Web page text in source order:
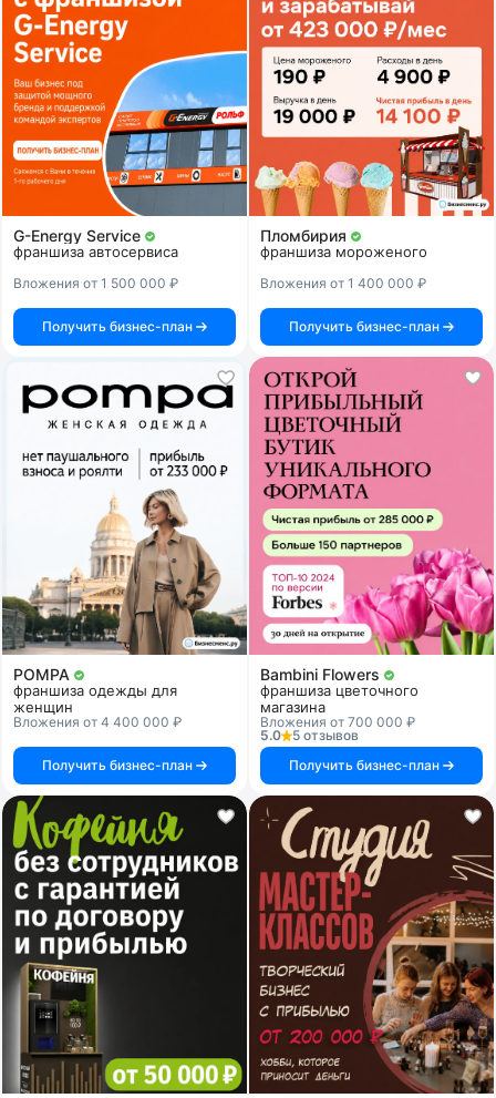
G-Energy Service
франшиза автосервиса
Вложения от 1 500 000 ₽
Получить бизнес-план
Пломбирия
франшиза мороженого
Вложения от 1 400 000 ₽
Получить бизнес-план
POMPA
франшиза одежды для
женщин
Вложения от 4 400 000 ₽
Получить бизнес-план
Bambini Flowers
франшиза цветочного
магазина
Вложения от 700 000 ₽
5.0
5 отзывов
Получить бизнес-план